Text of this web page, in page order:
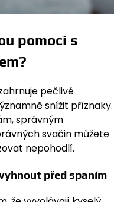
pomoci s
pečlivé
snížit příznaky.
správným
svačin můžete
nepohodlí.
před spaním